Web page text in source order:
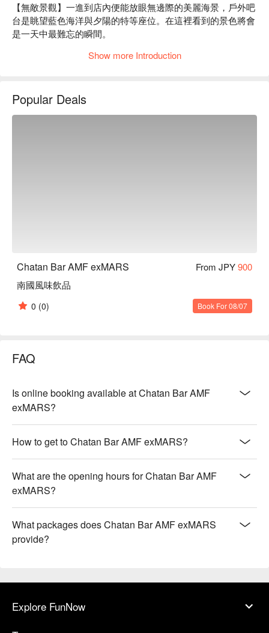
【無敵景觀】一進到店內便能放眼無邊際的美麗海景，戶外吧
台是眺望藍色海洋與夕陽的特等座位。在這裡看到的景色將會
是一天中最難忘的瞬間。
友一同歡樂，想在美國村的海景酒吧享受微醺的夕陽美景就在
【推薦菜色】
南國風味飲品：原創雞尾酒的夢幻色調，好喝又可愛很適合拍
Show more Introduction
Popular Deals
Chatan Bar AMF exMARS From JPY900
南國風味飲品
0 (0) Book For 08/07
FAQ
Is online booking available at Chatan Bar AMF
exMARS?
How to get to Chatan Bar AMF exMARS?
What are the opening hours for Chatan Bar AMF
exMARS?
What packages does Chatan Bar AMF exMARS
provide?
Explore FunNow